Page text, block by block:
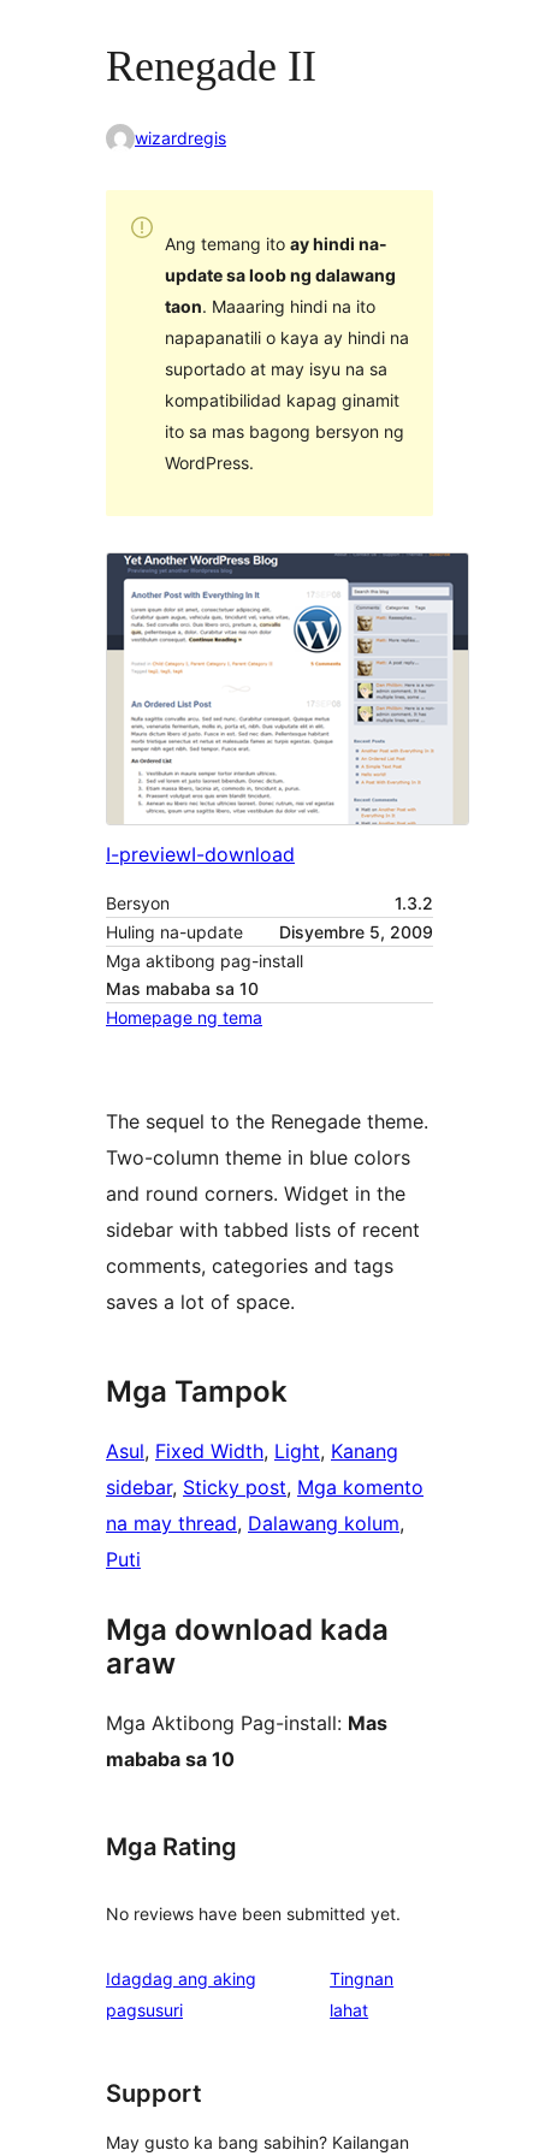
Renegade II
wizardregis
Ang temang ito ay hindi na-
update sa loob ng dalawang
taon. Maaaring hindi na ito
napapanatili o kaya ay hindi na
suportado at may isyu na sa
kompatibilidad kapag ginamit
ito sa mas bagong bersyon ng
WordPress.
I-previewI-download
Bersyon
1.3.2
Huling na-update
Disyembre 5, 2009
Mga aktibong pag-install
Mas mababa sa 10
Homepage ng tema
The sequel to the Renegade theme.
Two-column theme in blue colors
and round corners. Widget in the
sidebar with tabbed lists of recent
comments, categories and tags
saves a lot of space.
Mga Tampok
Asul, Fixed Width, Light, Kanang
sidebar, Sticky post, Mga komento
na may thread, Dalawang kolum
Puti
Mga download kada
araw
Mga Aktibong Pag-install: Mas
mababa sa 10
Mga Rating
No reviews have been submitted yet.
Idagdag ang aking
pagsusuri
Tingnan
lahatng
Support
May gusto ka bang sabihin? Kailangan